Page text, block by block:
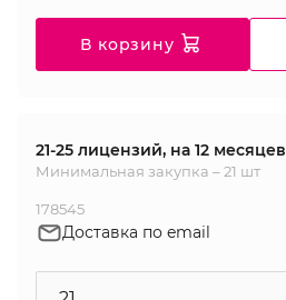
В корзину
21-25 лицензий, на 12 месяцев
Минимальная закупка – 21 шт
178545
Доставка по email